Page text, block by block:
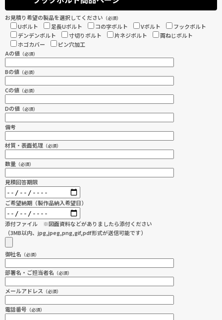
お見積り希望の製品を選択してください （必須）
Uボルト 足長Uボルト コの字ボルト Vボルト
フックボルト
デンデンボルト
寸切りボルト 片ネジボルト
両ねじボルト
ホゴカバー
ピン穴加工
Aの値 （必須）
Bの値 （必須）
Cの値 （必須）
Dの値 （必須）
備考
材質・表面処理 （必須）
数量 （必須）
見積回答期限
ご希望納期（製作品納入希望日）
添付ファイル ※図面資料などがありましたら添付ください
（3MB以内、jpg,jpeg,png,gif,pdf形式が送信可能です）
御社名 （必須）
部署名・ご担当者名 （必須）
メールアドレス （必須）
電話番号 （必須）